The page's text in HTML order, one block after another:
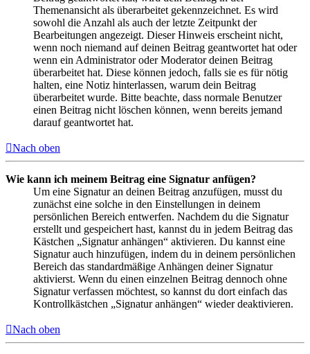
Themenansicht als überarbeitet gekennzeichnet. Es wird
sowohl die Anzahl als auch der letzte Zeitpunkt der
Bearbeitungen angezeigt. Dieser Hinweis erscheint nicht,
wenn noch niemand auf deinen Beitrag geantwortet hat oder
wenn ein Administrator oder Moderator deinen Beitrag
überarbeitet hat. Diese können jedoch, falls sie es für nötig
halten, eine Notiz hinterlassen, warum dein Beitrag
überarbeitet wurde. Bitte beachte, dass normale Benutzer
einen Beitrag nicht löschen können, wenn bereits jemand
darauf geantwortet hat.
Nach oben
Wie kann ich meinem Beitrag eine Signatur anfügen?
Um eine Signatur an deinen Beitrag anzufügen, musst du
zunächst eine solche in den Einstellungen in deinem
persönlichen Bereich entwerfen. Nachdem du die Signatur
erstellt und gespeichert hast, kannst du in jedem Beitrag das
Kästchen „Signatur anhängen“ aktivieren. Du kannst eine
Signatur auch hinzufügen, indem du in deinem persönlichen
Bereich das standardmäßige Anhängen deiner Signatur
aktivierst. Wenn du einen einzelnen Beitrag dennoch ohne
Signatur verfassen möchtest, so kannst du dort einfach das
Kontrollkästchen „Signatur anhängen“ wieder deaktivieren.
Nach oben